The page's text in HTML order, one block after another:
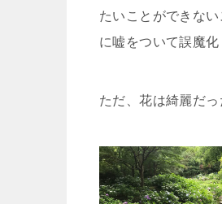
たいことができな
に嘘をついて誤魔
ただ、花は綺麗だ